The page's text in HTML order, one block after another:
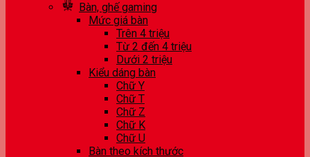
Bàn, ghế gaming
Mức giá bàn
Trên 4 triệu
Từ 2 đến 4 triệu
Dưới 2 triệu
Kiểu dáng bàn
Chữ Y
Chữ T
Chữ Z
Chữ K
Chữ U
Bàn theo kích thước